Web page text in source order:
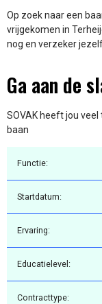
Op zoek naar een
vrijgekomen in
nog en verzeker
Ga aan de
SOVAK heeft jou
baan
Functie:
Startdatum:
Ervaring:
Educatielevel:
Contracttype: